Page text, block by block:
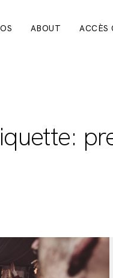
ABOUT ACCÈS
SHOOTING